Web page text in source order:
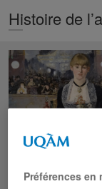
Histoire de
Préférences en